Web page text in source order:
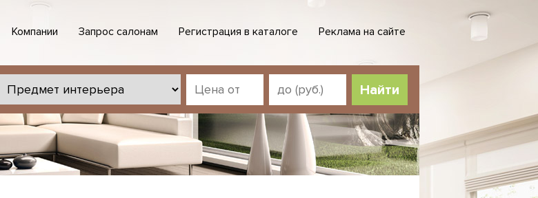
Компании Запрос салонам Регистрация в каталоге Реклама на сайте
Найти